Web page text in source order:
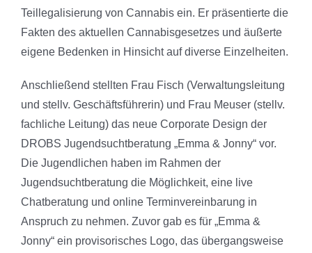
Teillegalisierung von Cannabis ein. Er präsentierte die
Fakten des aktuellen Cannabisgesetzes und äußerte
eigene Bedenken in Hinsicht auf diverse Einzelheiten.
Anschließend stellten Frau Fisch (Verwaltungsleitung
und stellv. Geschäftsführerin) und Frau Meuser (stellv.
fachliche Leitung) das neue Corporate Design der
DROBS Jugendsuchtberatung „Emma & Jonny“ vor.
Die Jugendlichen haben im Rahmen der
Jugendsuchtberatung die Möglichkeit, eine live
Chatberatung und online Terminvereinbarung in
Anspruch zu nehmen. Zuvor gab es für „Emma &
Jonny“ ein provisorisches Logo, das übergangsweise